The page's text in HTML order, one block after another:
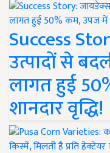
Success
उत्पादों से
लागत हुई
शानदार वृद्धि!